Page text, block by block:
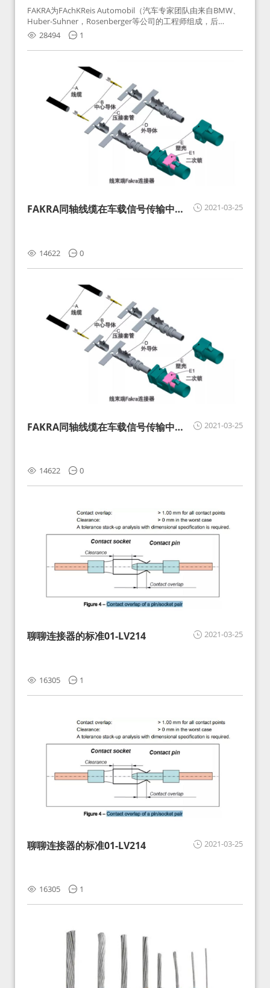
FAKRA为FAchKReis Automobil（汽车专家团队由来自BMW、
Huber-Suhner，Rosenberger等公司的工程师组成，后
Huber-Suhner相关连接器业务及技术在2010年并入
Rosenberger）缩写。起初为BMW需求用于车载收音机天线连
接，如今FAKRA已成为汽车行业通用标准的射频连接器，被业
28494 1
2021-03-25
FAKRA同轴线缆在车载信号传输中的
14622 0
2021-03-25
FAKRA同轴线缆在车载信号传输中的
14622 0
2021-03-25
聊聊连接器的标准01-LV214
16305 1
2021-03-25
聊聊连接器的标准01-LV214
16305 1